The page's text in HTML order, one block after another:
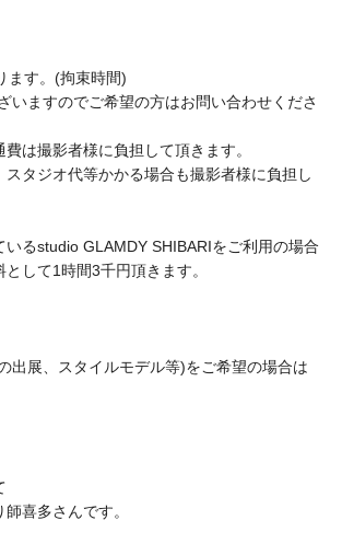
ます。(拘束時間)
いますのでご希望の方はお問い合わせくださ
は撮影者様に負担して頂きます。
スタジオ代等かかる場合も撮影者様に負担し
いるstudio GLAMDY SHIBARIをご利用の場合
として1時間3千円頂きます。
出展、スタイルモデル等)をご希望の場合は
喜多さんです。